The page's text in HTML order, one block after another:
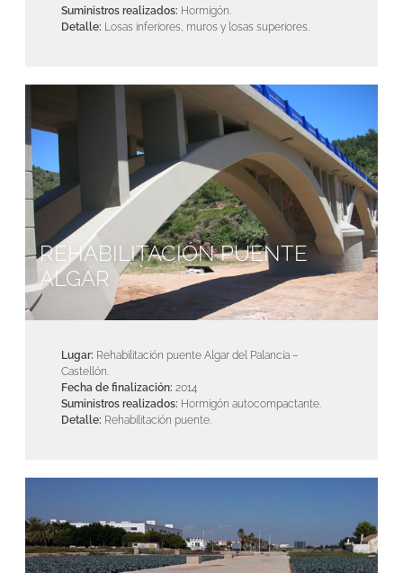
Suministros realizados: Hormigón.
Detalle: Losas inferiores, muros y losas superiores.
REHABILITACIÓN PUENTE
ALGAR
Lugar: Rehabilitación puente Algar del Palancia –
Castellón.
Fecha de finalización: 2014
Suministros realizados: Hormigón autocompactante.
Detalle: Rehabilitación puente.